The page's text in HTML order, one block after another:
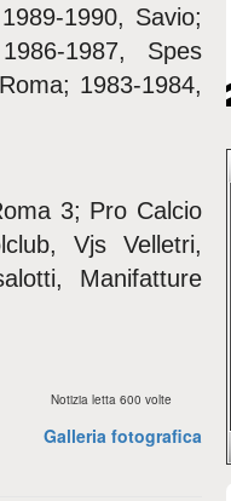
1990, Savio;
1987, Spes
1983-1984,
3; Pro Calcio
Vjs Velletri,
Manifatture
Notizia letta 600 volte
Galleria fotografica